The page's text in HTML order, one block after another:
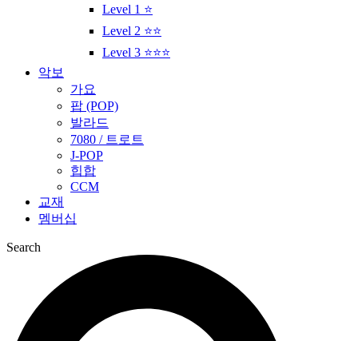
Level 1 ⭐
Level 2 ⭐⭐
Level 3 ⭐⭐⭐
악보
가요
팝 (POP)
발라드
7080 / 트로트
J-POP
힙합
CCM
교재
멤버십
Search